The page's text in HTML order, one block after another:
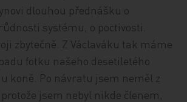
dlouhou přednášku o
systému, o poctivosti.
zbytečně. Z Václaváku tak máme
fotku našeho desetiletého
koně. Po návratu jsem neměl z
jsem nebyl nikde členem,